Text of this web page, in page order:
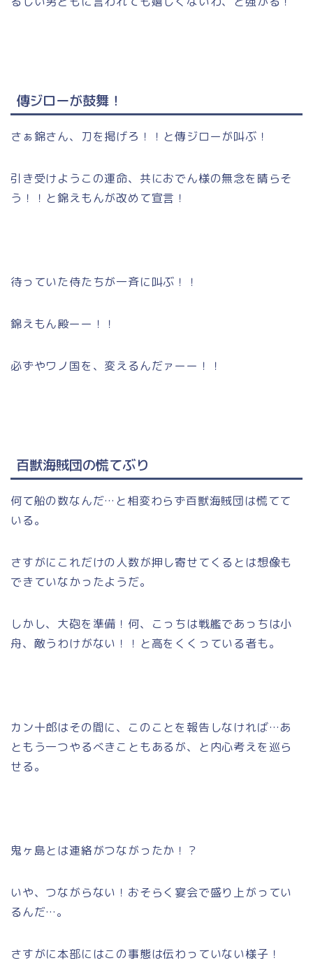
傳ジローが鼓舞！
さぁ錦さん、刀を掲げろ！！と傳ジローが叫ぶ！
引き受けようこの運命、共におでん様の無念を晴らそ
う！！と錦えもんが改めて宣言！
待っていた侍たちが一斉に叫ぶ！！
錦えもん殿ーー！！
必ずやワノ国を、変えるんだァーー！！
百獣海賊団の慌てぶり
何て船の数なんだ…と相変わらず百獣海賊団は慌てて
いる。
さすがにこれだけの人数が押し寄せてくるとは想像も
できていなかったようだ。
しかし、大砲を準備！何、こっちは戦艦であっちは小
舟、敵うわけがない！！と高をくくっている者も。
カン十郎はその間に、このことを報告しなければ…あ
ともう一つやるべきこともあるが、と内心考えを巡ら
せる。
鬼ヶ島とは連絡がつながったか！？
いや、つながらない！おそらく宴会で盛り上がってい
るんだ…。
さすがに本部にはこの事態は伝わっていない様子！